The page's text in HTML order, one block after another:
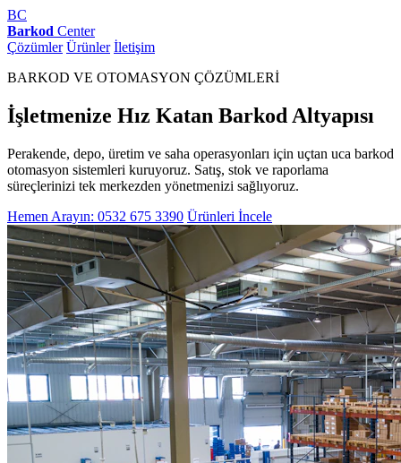
BC
Barkod Center
Çözümler Ürünler İletişim
BARKOD VE OTOMASYON ÇÖZÜMLERİ
İşletmenize Hız Katan Barkod Altyapısı
Perakende, depo, üretim ve saha operasyonları için uçtan uca barkod
otomasyon sistemleri kuruyoruz. Satış, stok ve raporlama
süreçlerinizi tek merkezden yönetmenizi sağlıyoruz.
Hemen Arayın: 0532 675 3390 Ürünleri İncele